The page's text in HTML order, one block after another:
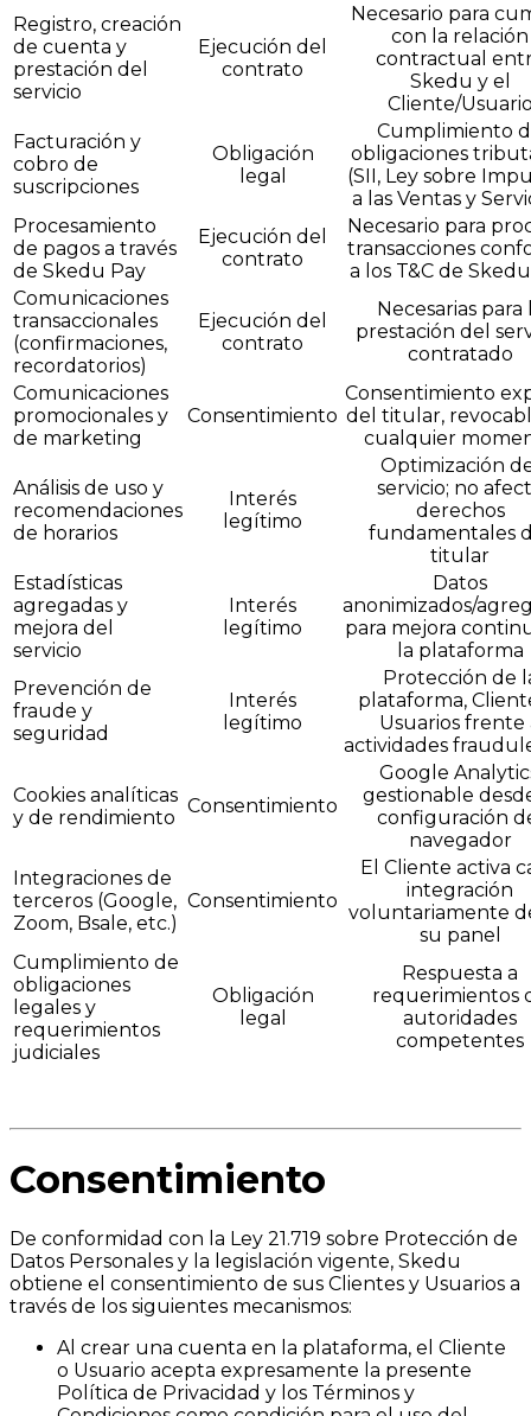
Registro, creación
de cuenta y
prestación del
servicio
Ejecución del
contrato
Necesario para
con la relación
contractual
Skedu y el
Cliente/
Facturación y
cobro de
suscripciones
Obligación
legal
Cumplimiento
obligaciones
(SII, Ley sobre
a las Ventas y
Procesamiento
de pagos a través
de Skedu Pay
Ejecución del
contrato
Necesario para
transacciones
a los T&C de
Comunicaciones
transaccionales
(confirmaciones,
recordatorios)
Ejecución del
contrato
Necesarias para
prestación del
contratado
Comunicaciones
promocionales y
de marketing
Consentimiento
Consentimiento
del titular,
cualquier
Análisis de uso y
recomendaciones
de horarios
Interés
legítimo
Optimización
servicio; no
derechos
fundamentales
titular
Estadísticas
agregadas y
mejora del
servicio
Interés
legítimo
Datos
anonimizados/
para mejora
la plataforma
Prevención de
fraude y
seguridad
Interés
legítimo
Protección de
plataforma,
Usuarios frente
actividades
Cookies analíticas
y de rendimiento
Consentimiento
Google
gestionable
configuración
navegador
Integraciones de
terceros (Google,
Zoom, Bsale, etc.)
Consentimiento
El Cliente activa
integración
voluntariamente
su panel
Cumplimiento de
obligaciones
legales y
requerimientos
judiciales
Obligación
legal
Respuesta a
requerimientos
autoridades
competentes
Consentimiento
De conformidad con la Ley 21.719 sobre Protección de
Datos Personales y la legislación vigente, Skedu
obtiene el consentimiento de sus Clientes y Usuarios a
través de los siguientes mecanismos:
Al crear una cuenta en la plataforma, el Cliente
o Usuario acepta expresamente la presente
Política de Privacidad y los Términos y